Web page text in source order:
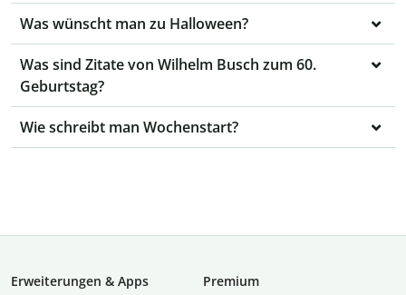
Was wünscht man zu Halloween?
Was sind Zitate von Wilhelm Busch zum 60.
Geburtstag?
Wie schreibt man Wochenstart?
Erweiterungen & Apps
Premium